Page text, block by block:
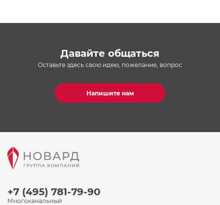
Давайте общаться
Оставьте здесь свою идею, пожелание, вопрос
Напишите нам
+7 (495) 781-79-90
Многоканальный